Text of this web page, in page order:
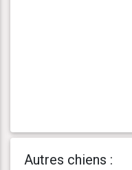
Autres chiens :